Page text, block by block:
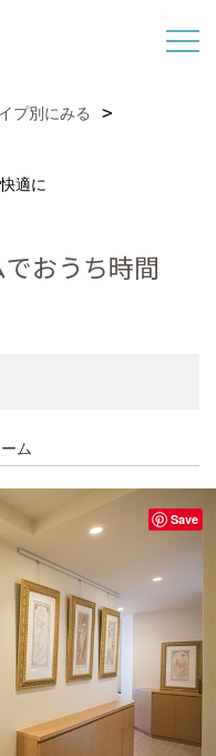
プ別にみる
適に
おうち時間
ム
Save